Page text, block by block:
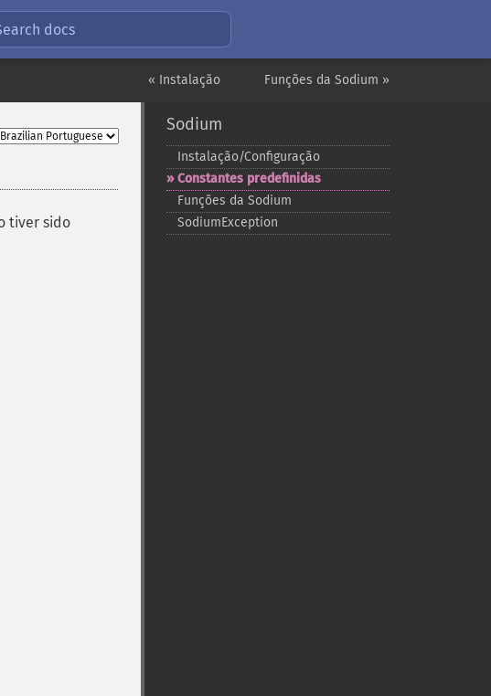
docs
Funções da Sodium »
« Instalação
tiver sido
Sodium
Instalação/Configuração
Constantes predefinidas
Funções da Sodium
SodiumException